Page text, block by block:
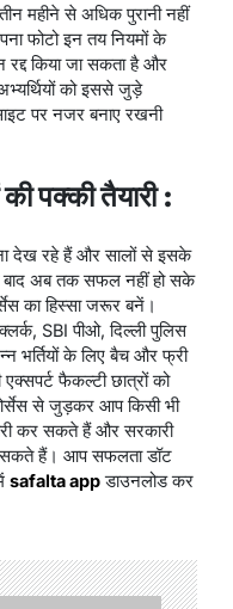
महीने से अधिक पुरानी नहीं
फोटो इन तय नियमों के
किया जा सकता है और
को इससे जुड़े
पर नजर बनाए रखनी
पक्की तैयारी :
देख रहे हैं और सालों से इसके
बाद अब तक सफल नहीं हो सके
का हिस्सा जरूर बनें।
SBI पीओ, दिल्ली पुलिस
भर्तियों के लिए बैच और फ्री
फैकल्टी छात्रों को
से जुड़कर आप किसी भी
कर सकते हैं और सरकारी
हैं। आप सफलता डॉट
safalta appडाउनलोड कर